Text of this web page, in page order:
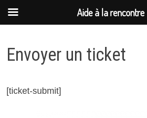
contenu
Envoyer un ticket
[ticket-submit]
Aide à la rencontre